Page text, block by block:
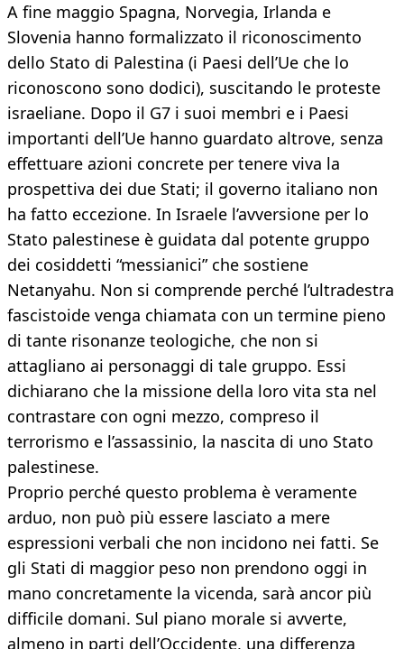
A fine maggio Spagna, Norvegia, Irlanda e
Slovenia hanno formalizzato il riconoscimento
dello Stato di Palestina (i Paesi dell’Ue che lo
riconoscono sono dodici), suscitando le proteste
israeliane. Dopo il G7 i suoi membri e i Paesi
importanti dell’Ue hanno guardato altrove, senza
effettuare azioni concrete per tenere viva la
prospettiva dei due Stati; il governo italiano non
ha fatto eccezione. In Israele l’avversione per lo
Stato palestinese è guidata dal potente gruppo
dei cosiddetti “messianici” che sostiene
Netanyahu. Non si comprende perché l’ultradestra
fascistoide venga chiamata con un termine pieno
di tante risonanze teologiche, che non si
attagliano ai personaggi di tale gruppo. Essi
dichiarano che la missione della loro vita sta nel
contrastare con ogni mezzo, compreso il
terrorismo e l’assassinio, la nascita di uno Stato
palestinese.
Proprio perché questo problema è veramente
arduo, non può più essere lasciato a mere
espressioni verbali che non incidono nei fatti. Se
gli Stati di maggior peso non prendono oggi in
mano concretamente la vicenda, sarà ancor più
difficile domani. Sul piano morale si avverte,
almeno in parti dell’Occidente, una differenza